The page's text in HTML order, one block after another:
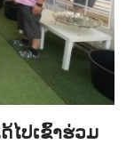
ໄປເຂົ້າຮ່ວມ